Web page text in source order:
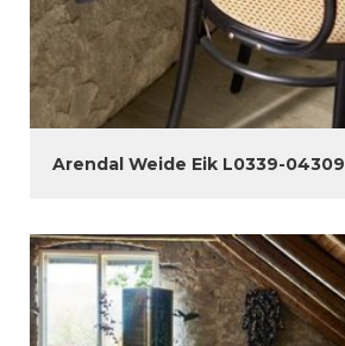
Arendal Weide Eik L0339-04309